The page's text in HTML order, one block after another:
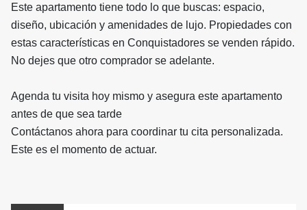
Este apartamento tiene todo lo que buscas: espacio,
diseño, ubicación y amenidades de lujo. Propiedades con
estas características en Conquistadores se venden rápido.
No dejes que otro comprador se adelante.
Agenda tu visita hoy mismo y asegura este apartamento
antes de que sea tarde
Contáctanos ahora para coordinar tu cita personalizada.
Este es el momento de actuar.